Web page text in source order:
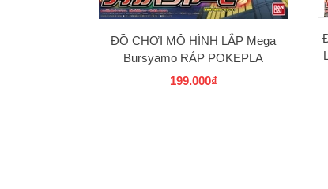
ĐỒ CHƠI MÔ HÌNH LẮP Mega
Bursyamo RÁP POKEPLA
COLLECTION 37 SELECT SERIES
199.000₫